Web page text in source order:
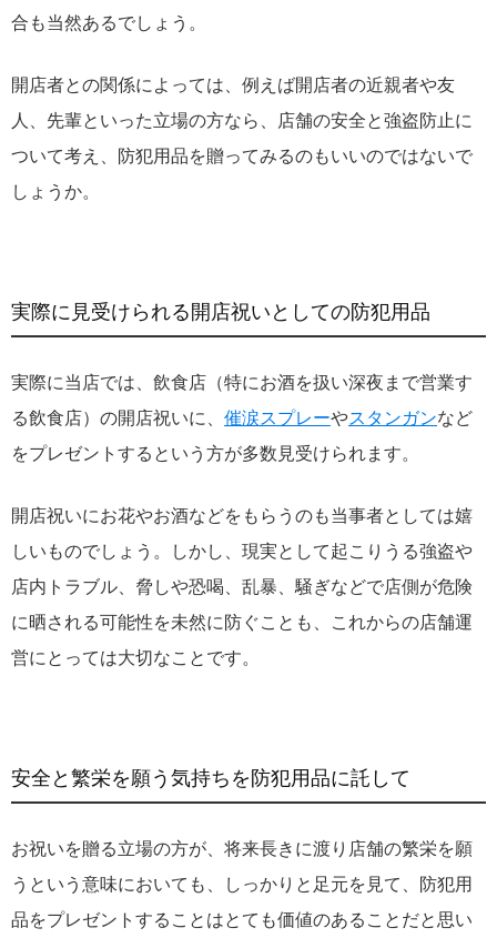
合も当然あるでしょう。
開店者との関係によっては、例えば開店者の近親者や友
人、先輩といった立場の方なら、店舗の安全と強盗防止に
ついて考え、防犯用品を贈ってみるのもいいのではないで
しょうか。
実際に見受けられる開店祝いとしての防犯用品
実際に当店では、飲食店（特にお酒を扱い深夜まで営業す
る飲食店）の開店祝いに、 催涙スプレーやスタンガンなど
をプレゼントするという方が多数見受けられます。
開店祝いにお花やお酒などをもらうのも当事者としては嬉
しいものでしょう。しかし、現実として起こりうる強盗や
店内トラブル、脅しや恐喝、乱暴、騒ぎなどで店側が危険
に晒される可能性を未然に防ぐことも、これからの店舗運
営にとっては大切なことです。
安全と繁栄を願う気持ちを防犯用品に託して
お祝いを贈る立場の方が、将来長きに渡り店舗の繁栄を願
うという意味においても、しっかりと足元を見て、防犯用
品をプレゼントすることはとても価値のあることだと思い